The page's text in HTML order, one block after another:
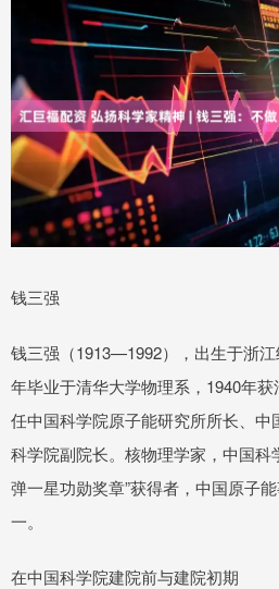
钱三强
钱三强（1913—1992），出生于浙
年毕业于清华大学物理系，1940年
任中国科学院原子能研究所所长、
科学院副院长。核物理学家，中国科
弹一星功勋奖章”获得者，中国原子
一。
在中国科学院建院前与建院初期